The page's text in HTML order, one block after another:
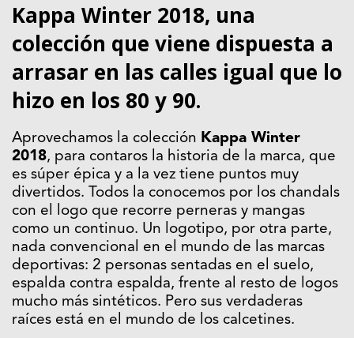
Kappa Winter 2018, una
colección que viene dispuesta a
arrasar en las calles igual que lo
hizo en los 80 y 90.
Aprovechamos la colección Kappa Winter
2018, para contaros la historia de la marca, que
es súper épica y a la vez tiene puntos muy
divertidos. Todos la conocemos por los chandals
con el logo que recorre perneras y mangas
como un continuo. Un logotipo, por otra parte,
nada convencional en el mundo de las marcas
deportivas: 2 personas sentadas en el suelo,
espalda contra espalda, frente al resto de logos
mucho más sintéticos. Pero sus verdaderas
raíces está en el mundo de los calcetines.